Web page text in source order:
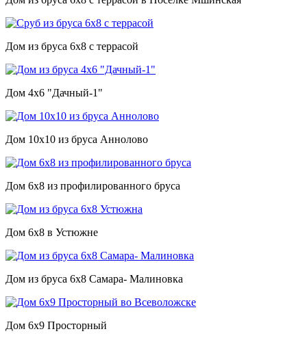
Дом из бруса 6х8 с террасой
Дом 4х6 "Дачный-1"
Дом 10х10 из бруса Аннолово
Дом 6х8 из профилированного бруса
Дом 6х8 в Устюжне
Дом из бруса 6х8 Самара- Малиновка
Дом 6х9 Просторный